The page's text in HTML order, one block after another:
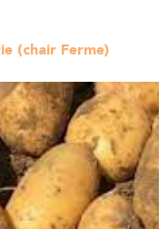
(chair Ferme)